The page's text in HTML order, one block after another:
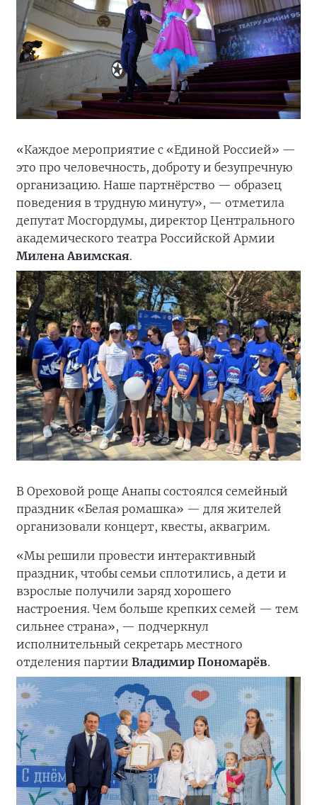
«Каждое мероприятие с «Единой Россией» —
это про человечность, доброту и безупречную
организацию. Наше партнёрство — образец
поведения в трудную минуту», — отметила
депутат Мосгордумы, директор Центрального
академического театра Российской Армии
Милена Авимская.
В Ореховой роще Анапы состоялся семейный
праздник «Белая ромашка» — для жителей
организовали концерт, квесты, аквагрим.
«Мы решили провести интерактивный
праздник, чтобы семьи сплотились, а дети и
взрослые получили заряд хорошего
настроения. Чем больше крепких семей — тем
сильнее страна», — подчеркнул
исполнительный секретарь местного
отделения партии Владимир Пономарёв.